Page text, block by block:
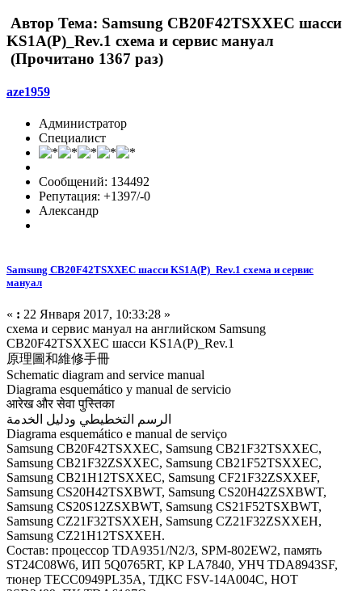
Автор Тема: Samsung CB20F42TSXXEC шасси
KS1A(P)_Rev.1 схема и сервис мануал
(Прочитано 1367 раз)
aze1959
Администратор
Специалист
Сообщений: 134492
Репутация: +1397/-0
Александр
Samsung CB20F42TSXXEC шасси KS1A(P)_Rev.1 схема и сервис
мануал
« : 22 Января 2017, 10:33:28 »
схема и сервис мануал на английском Samsung
CB20F42TSXXEC шасси KS1A(P)_Rev.1
原理圖和維修手冊
Schematic diagram and service manual
Diagrama esquemático y manual de servicio
आरेख और सेवा पुस्तिका
الرسم التخطيطي ودليل الخدمة
Diagrama esquemático e manual de serviço
Samsung CB20F42TSXXEC, Samsung CB21F32TSXXEC,
Samsung CB21F32ZSXXEC, Samsung CB21F52TSXXEC,
Samsung CB21H12TSXXEC, Samsung CF21F32ZSXXEF,
Samsung CS20H42TSXBWT, Samsung CS20H42ZSXBWT,
Samsung CS20S12ZSXBWT, Samsung CS21F52TSXBWT,
Samsung CZ21F32TSXXEH, Samsung CZ21F32ZSXXEH,
Samsung CZ21H12TSXXEH.
Состав: процессор TDA9351/N2/3, SPM-802EW2, память
ST24C08W6, ИП 5Q0765RT, КР LA7840, УНЧ TDA8943SF,
тюнер TECC0949PL35A, ТДКС FSV-14A004C, HOT